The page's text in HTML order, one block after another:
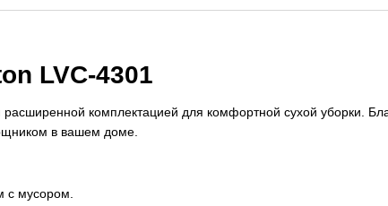
LVC-4301
комплектацией для комфортной сухой уборки.
в вашем доме.
с мусором.